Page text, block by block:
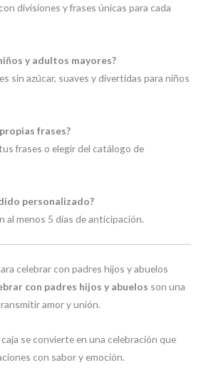
divisiones y frases únicas para cada
y adultos mayores?
sin azúcar, suaves y divertidas para niños
frases?
frases o elegir del catálogo de
personalizado?
al menos 5 días de anticipación.
celebrar con padres hijos y abuelos
con padres hijos y abuelos son una
amor y unión.
caja se convierte en una celebración que
con sabor y emoción.